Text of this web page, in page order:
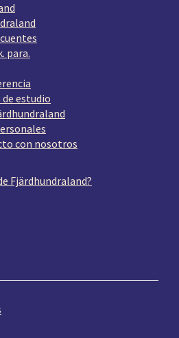
para.
de estudio
con nosotros
Fjärdhundraland?